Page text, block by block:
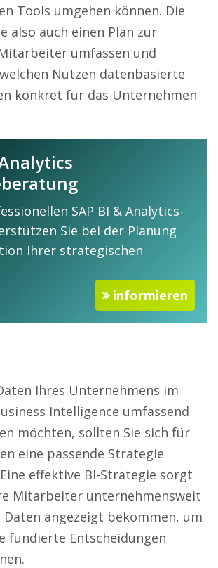
Tools umgehen können. Die
also auch einen Plan zur
umfassen und
Nutzen datenbasierte
konkret für das Unternehmen
SAP BI & Analytics-
Sie bei der Planung
Ihrer strategischen
informieren
Ihres Unternehmens im
Intelligence umfassend
möchten, sollten Sie sich für
eine passende Strategie
effektive BI-Strategie sorgt
Mitarbeiter unternehmensweit
angezeigt bekommen, um
fundierte Entscheidungen